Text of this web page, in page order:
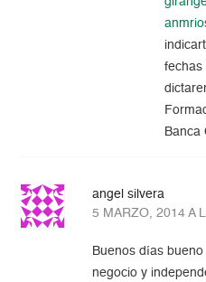
fechas
Banca
angel silvera
5 MARZO, 2014 A
Buenos días
negocio y